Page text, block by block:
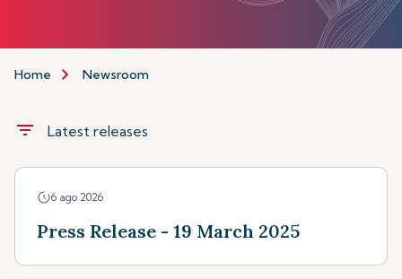
Home Newsroom
filter_list Latest releases
6 ago 2026
Press Release - 19 March 2025